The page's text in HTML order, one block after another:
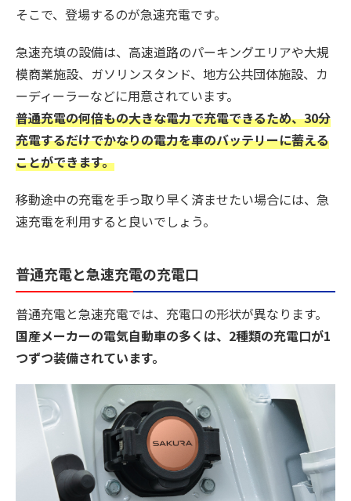
そこで、登場するのが急速充電です。
急速充填の設備は、高速道路のパーキングエリアや大規
模商業施設、ガソリンスタンド、地方公共団体施設、カ
ーディーラーなどに用意されています。
普通充電の何倍もの大きな電力で充電できるため、30分
充電するだけでかなりの電力を車のバッテリーに蓄える
ことができます。
移動途中の充電を手っ取り早く済ませたい場合には、急
速充電を利用すると良いでしょう。
普通充電と急速充電の充電口
普通充電と急速充電では、充電口の形状が異なります。
国産メーカーの電気自動車の多くは、2種類の充電口が1
つずつ装備されています。